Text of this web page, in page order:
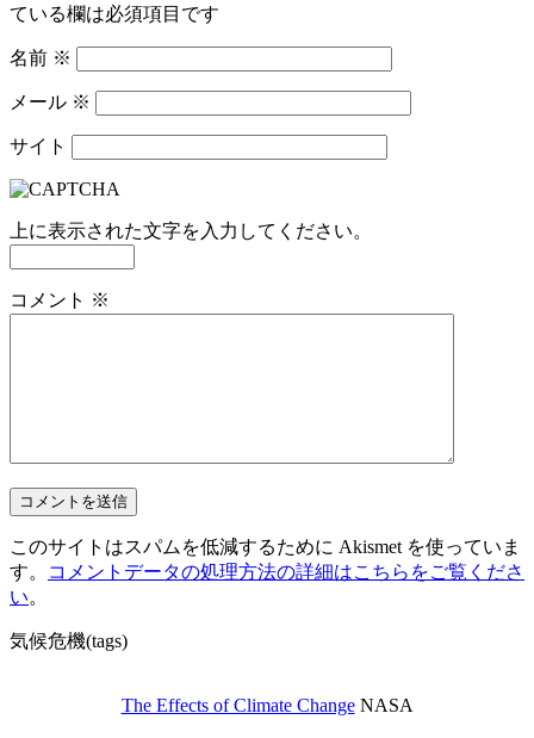
ている欄は必須項目です
名前 ※
メール ※
サイト
上に表示された文字を入力してください。
コメント ※
このサイトはスパムを低減するために Akismet を使っていま
す。
コメントデータの処理方法の詳細はこちらをご覧くださ
い。
気候危機(tags)
The Effects of Climate ChangeNASA